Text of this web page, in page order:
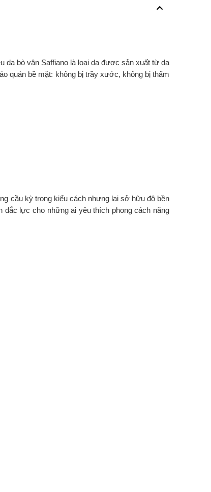
da bò vân Saffiano là loại da được sản xuất từ da
quản bề mặt: không bị trầy xước, không bị thấm
cầu kỳ trong kiểu cách nhưng lại sở hữu độ bền
đắc lực cho những ai yêu thích phong cách năng